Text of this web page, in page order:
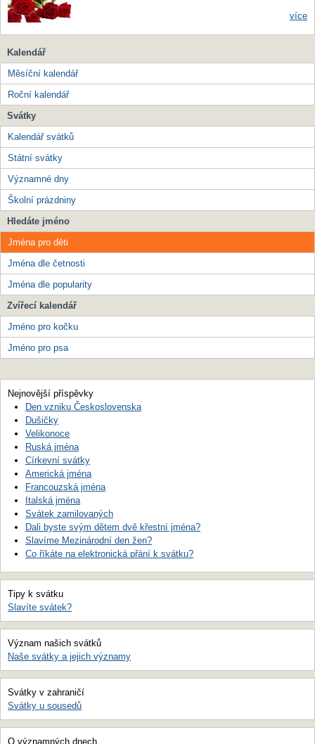
více
Kalendář
Měsíční kalendář
Roční kalendář
Svátky
Kalendář svátků
Státní svátky
Významné dny
Školní prázdniny
Hledáte jméno
Jména pro děti
Jména dle četnosti
Jména dle popularity
Zvířecí kalendář
Jméno pro kočku
Jméno pro psa
Nejnovější příspěvky
Den vzniku Československa
Dušičky
Velikonoce
Ruská jména
Církevní svátky
Americká jména
Francouzská jména
Italská jména
Svátek zamilovaných
Dali byste svým dětem dvě křestní jména?
Slavíme Mezinárodní den žen?
Co říkáte na elektronická přání k svátku?
Tipy k svátku
Slavíte svátek?
Význam našich svátků
Naše svátky a jejich významy
Svátky v zahraničí
Svátky u sousedů
O významných dnech